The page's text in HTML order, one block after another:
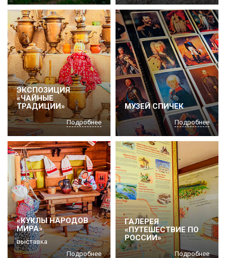
ЭКСПОЗИЦИЯ
«ЧАЙНЫЕ
ТРАДИЦИИ»
Подробнее
МУЗЕЙ СПИЧЕК
Подробнее
«КУКЛЫ НАРОДОВ
МИРА»
выставка
Подробнее
ГАЛЕРЕЯ
«ПУТЕШЕСТВИЕ ПО
РОССИИ»
Подробнее